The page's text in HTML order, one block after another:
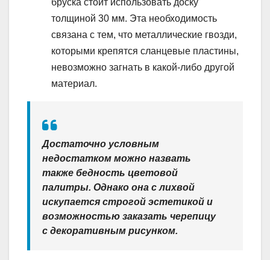
бруска стоит использовать доску
толщиной 30 мм. Эта необходимость
связана с тем, что металлические гвозди,
которыми крепятся сланцевые пластины,
невозможно загнать в какой-либо другой
материал.
Достаточно условным
недостатком можно назвать
также бедность цветовой
палитры. Однако она с лихвой
искупается строгой эстетикой и
возможностью заказать черепицу
с декоративным рисунком.